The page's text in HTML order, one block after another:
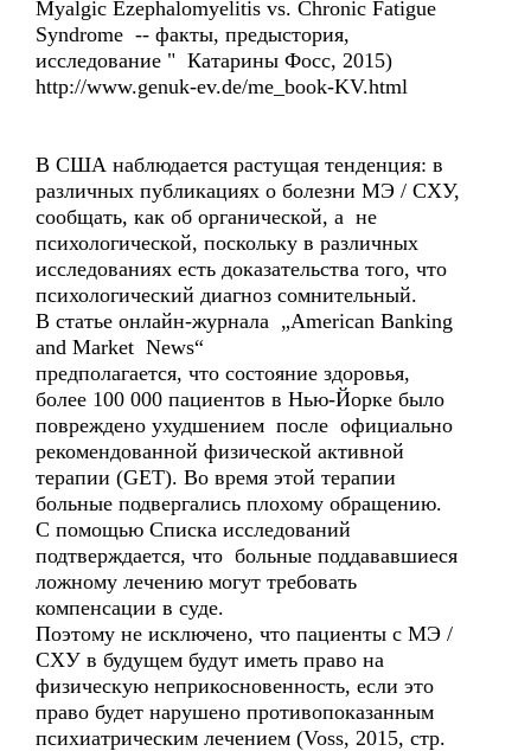
Myalgic Ezephalomyelitis vs. Chronic Fatigue
Syndrome -- факты, предыстория,
исследование " Катарины Фосс, 2015)
http://www.genuk-ev.de/me_book-KV.html
В США наблюдается растущая тенденция: в
различных публикациях о болезни MЭ / СХУ,
сообщать, как об органической, а не
психологической, поскольку в различных
исследованиях есть доказательства того, что
психологический диагноз сомнительный.
В статье онлайн-журнала „American Banking
and Market News“
предполагается, что состояние здоровья,
более 100 000 пациентов в Нью-Йорке было
повреждено ухудшением после официально
рекомендованной физической активной
терапии (GET). Во время этой терапии
больные подвергались плохому обращению.
С помощью Списка исследований
подтверждается, что больные поддававшиеся
ложному лечению могут требовать
компенсации в суде.
Поэтому не исключено, что пациенты с MЭ /
СХУ в будущем будут иметь право на
физическую неприкосновенность, если это
право будет нарушено противопоказанным
психиатрическим лечением (Voss, 2015, стр.